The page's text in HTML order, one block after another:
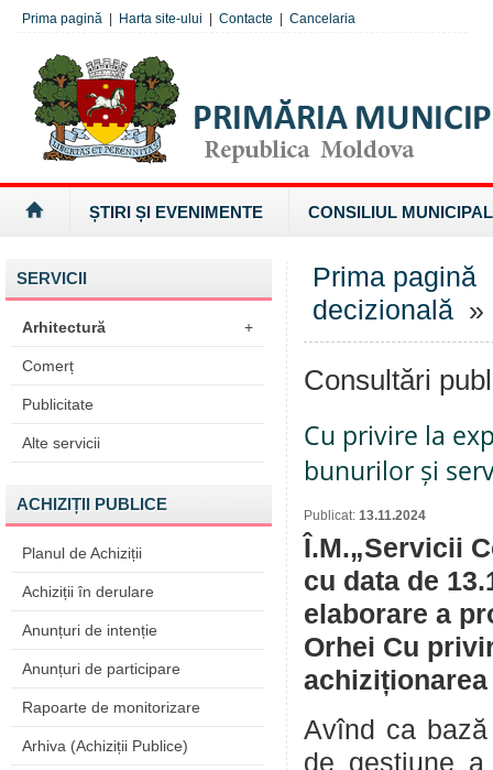
Prima pagină Harta site-ului Contacte Cancelaria
ȘTIRI ȘI EVENIMENTE CONSILIUL MUNICIPAL
SERVICII
Arhitectură +
Comerț
Publicitate
Alte servicii
ACHIZIȚII PUBLICE
Planul de Achiziții
Achiziții în derulare
Anunțuri de intenție
Anunțuri de participare
Rapoarte de monitorizare
Arhiva (Achiziții Publice)
Prima pagină
decizională »
Consultări
Cu privire la
bunurilor și
Publicat: 13.11.2024
Î.M.„Servicii
cu data de
elaborare a
Orhei Cu
Avînd ca
de gestiune